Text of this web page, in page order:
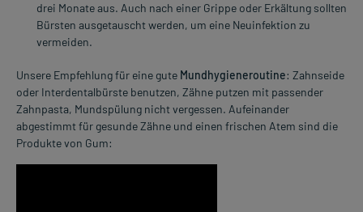
drei Monate aus. Auch nach einer Grippe oder Erkältung sollten
Bürsten ausgetauscht werden, um eine Neuinfektion zu
vermeiden.
Unsere Empfehlung für eine gute Mundhygieneroutine: Zahnseide
oder Interdentalbürste benutzen, Zähne putzen mit passender
Zahnpasta, Mundspülung nicht vergessen. Aufeinander
abgestimmt für gesunde Zähne und einen frischen Atem sind die
Produkte von Gum: